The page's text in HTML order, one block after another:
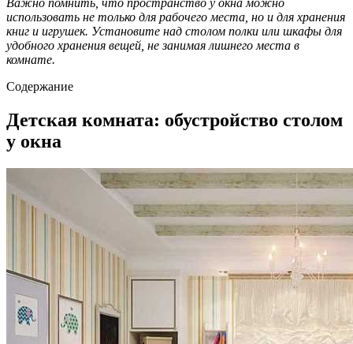
использовать не только для рабочего места, но и для хранения
книг и игрушек. Установите над столом полки или шкафы для
удобного хранения вещей, не занимая лишнего места в
комнате.
Содержание
Детская комната: обустройство столом
у окна